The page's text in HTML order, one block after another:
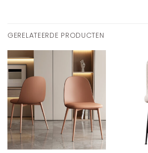
GERELATEERDE PRODUCTEN